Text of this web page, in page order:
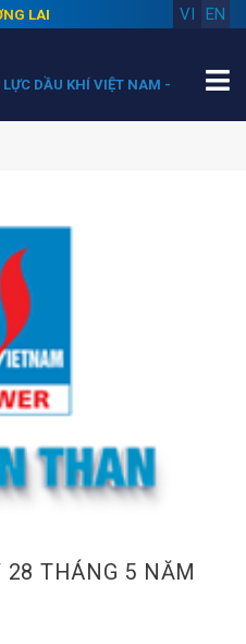
LAI EN
VI
DẦU KHÍ VIỆT NAM -
THÁNG 5 NĂM